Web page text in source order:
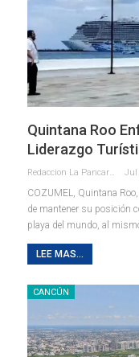
Quintana Roo
Liderazgo
Redaccion La Pancarta De Quintana Roo Jul
COZUMEL, Quintana
de mantener su posición
playa del mundo, al
LEE MAS...
CANCÚN